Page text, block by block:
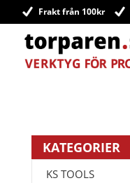
Frakt från 100kr
KATEGORIER
KS TOOLS